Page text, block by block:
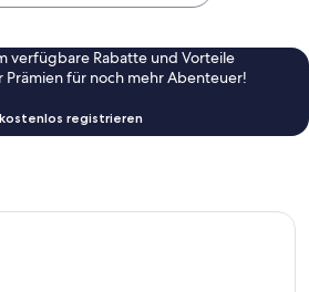
verfügbare Rabatte und Vorteile
Prämien für noch mehr Abenteuer!
registrieren